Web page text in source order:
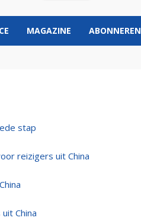
MAGAZINE ABONNEREN
stap
reizigers uit China
China